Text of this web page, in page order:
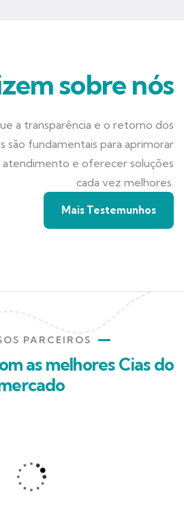
sobre nós
a transparência e o retorno dos
são fundamentais para aprimorar
e oferecer soluções
cada vez melhores.
Mais Testemunhos
PARCEIROS
as melhores Cias do